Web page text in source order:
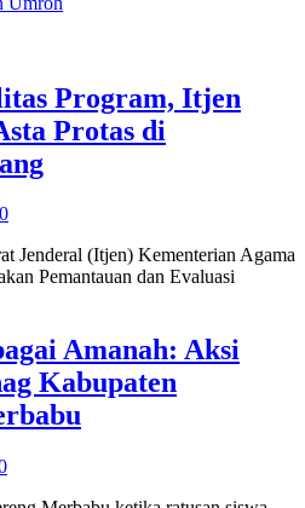
Program, Itjen
Protas di
0
Jenderal (Itjen) Kementerian Agama
Pemantauan dan Evaluasi
Amanah: Aksi
Kabupaten